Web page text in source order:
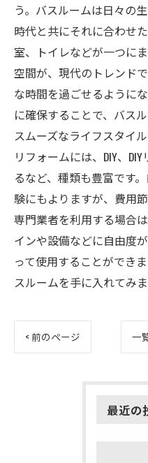
う。バスルームは日々の
時代と共にそれに合わせ
室、トイレなどが一つに
空間が、現代のトレンド
な時間を過ごせるように
に確保することで、バス
スムーズなライフスタイ
リフォームには、DIY、
るなど、種類も豊富です
験にもよりますが、費用
専門業者を利用する場合
インや設備などに自由度
って使用することができ
スルームを手に入れてみ
< 前のページ 一
最近の